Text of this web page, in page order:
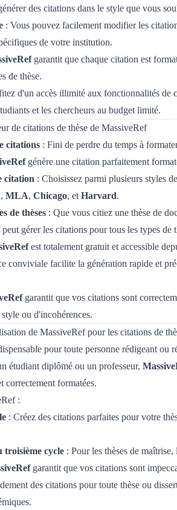
des citations dans le style que vous
: Vous pouvez facilement modifier les
de votre institution.
garantit que chaque citation est
de thèse.
d'un accès illimité aux fonctionnalités de
et les chercheurs au budget limité.
de citations de thèse de MassiveRef
citations : Fini de perdre du temps à
génère une citation parfaitement
citation : Choisissez parmi plusieurs styles
, MLA, Chicago, et Harvard.
de thèses : Que vous citiez une thèse de
peut gérer les citations pour tous les types de
est totalement gratuit et accessible
conviviale facilite la génération rapide et
garantit que vos citations sont
ou d'incohérences.
de MassiveRef pour les citations de
pour toute personne rédigeant ou
étudiant diplômé ou un professeur,
correctement formatées.
:
: Créez des citations parfaites pour votre
troisième cycle : Pour les thèses de
garantit que vos citations sont
des citations pour toute thèse ou